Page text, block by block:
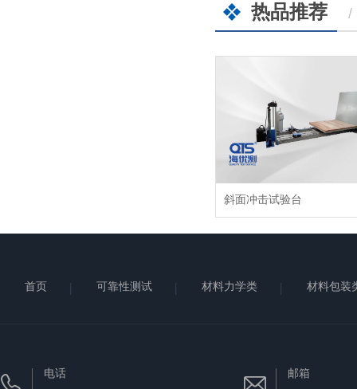
热品推荐 /
斜面冲击试验台
首页 可靠性测试 材料力学类 材料包装
电话 邮箱